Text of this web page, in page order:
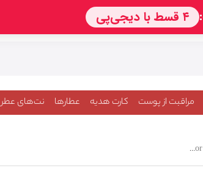
مراقبت از پوست کارت هدیه عطارها نت‌های عطر
Davidoff Cool Water Wave For Women EDT